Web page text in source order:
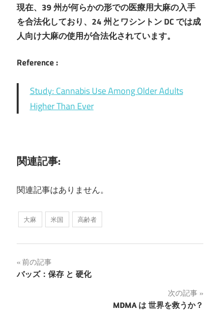
現在、39 州が何らかの形での医療用大麻の入手
を合法化しており、24 州とワシントン DC では成
人向け大麻の使用が合法化されています。
Reference :
Study: Cannabis Use Among Older Adults
Higher Than Ever
関連記事:
関連記事はありません。
大麻 米国 高齢者
投
稿
前の記事
バッズ：保存 と 硬化
次の記事
MDMA は 世界を救うか？